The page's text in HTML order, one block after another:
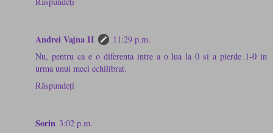
Andrei Vajna II
11:29 p.m.
Nu, pentru ca e o diferenta intre a o lua la 0 si a pierde 1-0 in
urma unui meci echilibrat.
Răspundeți
Sorin 3:02 p.m.